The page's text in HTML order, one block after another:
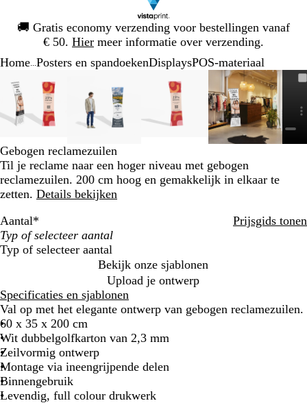
🚚 Gratis economy verzending voor bestellingen vanaf
€ 50. Hier meer informatie over verzending.
1
Home Posters en spandoekenDisplaysPOS-materiaal
afbeelding
tot
minimum
om
uit
te
plus-
mintoetsen
te
zoomen
en
pijltjestoetsen
te
zwenken
afbeelding
tot
minimum
om
uit
te
plus-
en
mintoetsen
te
zoomen
en
pijltjestoetsen
zwenken
Zoombare
afbeelding
Gezoomd
tot
minimum
om
uit
te
vouwen
plus-
en
mintoetsen
zoomen
en
Zoombare
afbeelding
Gezoomd
tot
minimum
Klik
om
uit
te
vouwen
Gebruik
plus-
en
mintoetsen
om
te
zoomen
en
te
van
5
Gebogen reclamezuilen
Til je reclame naar een hoger niveau met gebogen
reclamezuilen. 200 cm hoog en gemakkelijk in elkaar te
zetten. Details bekijken
Aantal* Prijsgids tonen
Typ of selecteer aantal
Bekijk onze sjablonen
Upload je ontwerp
Specificaties en sjablonen
Val op met het elegante ontwerp van gebogen reclamezuilen.
60 x 35 x 200 cm
Wit dubbelgolfkarton van 2,3 mm
Zeilvormig ontwerp
Montage via ineengrijpende delen
Binnengebruik
Levendig, full colour drukwerk